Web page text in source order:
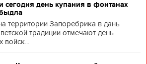
сегодня день купания в фонтанах
территории Запоребрика в дань
традиции отмечают день
войск...